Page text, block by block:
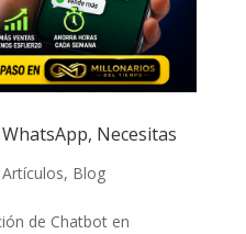
Necesitas
Artículos, Blog
de Chatbot en